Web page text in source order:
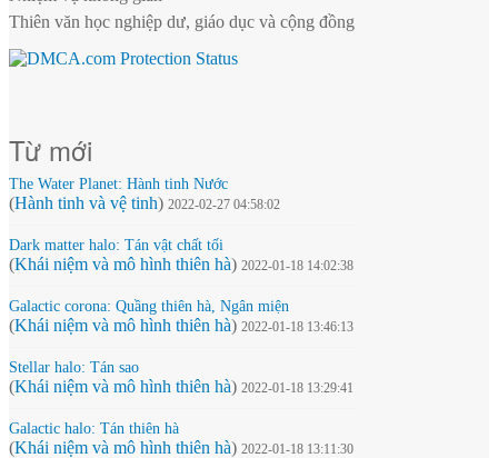
Thiên văn học nghiệp dư, giáo dục và cộng đồng
Từ mới
The Water Planet: Hành tinh Nước
(Hành tinh và vệ tinh) 2022-02-27 04:58:02
Dark matter halo: Tán vật chất tối
(Khái niệm và mô hình thiên hà) 2022-01-18 14:02:38
Galactic corona: Quầng thiên hà, Ngân miện
(Khái niệm và mô hình thiên hà) 2022-01-18 13:46:13
Stellar halo: Tán sao
(Khái niệm và mô hình thiên hà) 2022-01-18 13:29:41
Galactic halo: Tán thiên hà
(Khái niệm và mô hình thiên hà) 2022-01-18 13:11:30